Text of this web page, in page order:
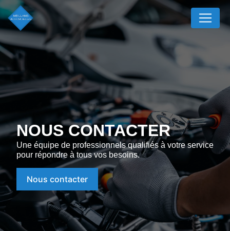
NOUS CONTACTER
Une équipe de professionnels qualifiés à votre service
pour répondre à tous vos besoins.
Nous contacter
Panneau de gestion des cookies